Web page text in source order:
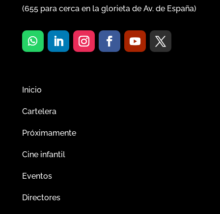
(655para cerca en la glorieta de Av. de España)
Inicio
Cartelera
Próximamente
Cine infantil
Eventos
Directores